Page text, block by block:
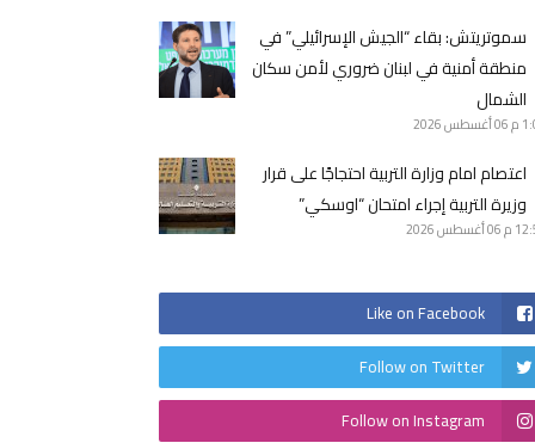
سموتريتش: بقاء “الجيش الإسرائيلي” في
منطقة أمنية في لبنان ضروري لأمن سكان
الشمال
م 06 أغسطس 2026
اعتصام امام وزارة التربية احتجاجًا على قرار
وزيرة التربية إجراء امتحان “اوسكي”
م 06 أغسطس 2026
Like on Facebook
Follow on Twitter
Follow on Instagram